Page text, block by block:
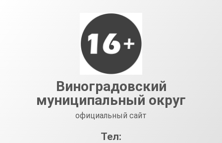
Виноградовский
муниципальный округ
официальный сайт
Тел: